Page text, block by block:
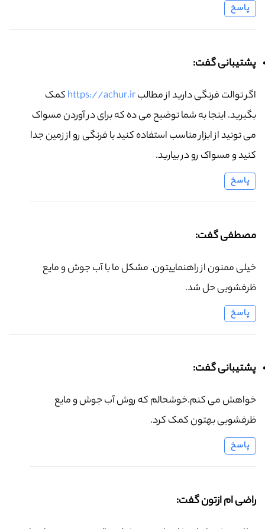
پاسخ
پشتیبانی گفت:
اگر توالت فرنگی دارید از مطالبhttps://achur.irکمک
بگیرید. اینجا به شما توضیح می ده که برای در آوردن مسواک
می تونید از ابزار مناسب استفاده کنید یا فرنگی رو از زمین جدا
کنید و مسواک رو در بیارید.
پاسخ
مصطفی گفت:
خیلی ممنون از راهنماییتون. مشکل ما با آب جوش و مایع
ظرفشویی حل شد.
پاسخ
پشتیبانی گفت:
خواهش می کنم.خوشحالم که روش آب جوش و مایع
ظرفشویی بهتون کمک کرد.
پاسخ
راضی ام ازتون گفت: